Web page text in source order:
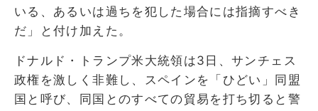
いる、あるいは過ちを犯した場合には指摘すべき
だ」と付け加えた。
ドナルド・トランプ米大統領は3日、サンチェス
政権を激しく非難し、スペインを「ひどい」同盟
国と呼び、同国とのすべての貿易を打ち切ると警